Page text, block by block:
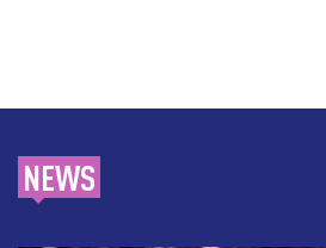
NEWS